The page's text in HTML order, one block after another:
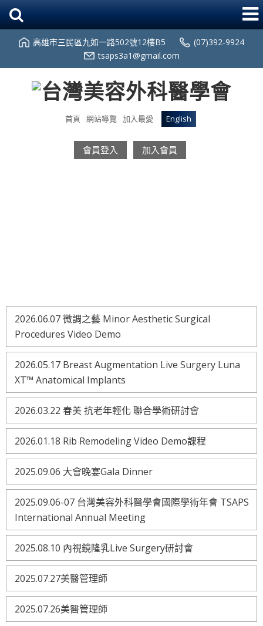
高雄市三民區九如一路502號12樓B5
(07)392-9924
tsaps3a1@gmail.com
首頁 網站導覽 加入最愛 English
會員登入 加入會員
2026.06.07 微調之藝 Minor Aesthetic Surgical
Procedures Video Demo
2026.05.17 Breast Augmentation Live Surgery Luna
XT™ Anatomical Implants
2026.03.22 春美 抗老年輕化 聯合學術研討會
2026.01.18 Rib Remodeling Video Demo課程
2025.09.06 大會晚宴Gala Dinner
2025.09.06-07 台灣美容外科醫學會國際學術年會 TSAPS
International Annual Meeting
2025.08.10 內視鏡隆乳Live Surgery研討會
2025.07.27美醫管理師
2025.07.26美醫管理師